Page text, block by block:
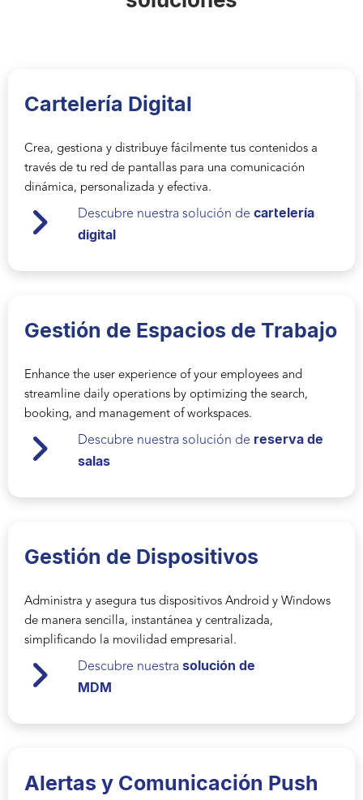
Cartelería Digital
Crea, gestiona y distribuye fácilmente tus contenidos a
través de tu red de pantallas para una comunicación
dinámica, personalizada y efectiva.
Descubre nuestra solución de cartelería
digital
Gestión de Espacios de Trabajo
Enhance the user experience of your employees and
streamline daily operations by optimizing the search,
booking, and management of workspaces.
Descubre nuestra solución de reserva de
salas
Gestión de Dispositivos
Administra y asegura tus dispositivos Android y Windows
de manera sencilla, instantánea y centralizada,
simplificando la movilidad empresarial.
Descubre nuestrasolución de
MDM
Alertas y Comunicación Push